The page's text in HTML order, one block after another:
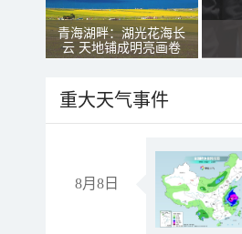
青海湖畔：湖光花海长
云 天地铺成明亮画卷
重大天气事件
8月8日